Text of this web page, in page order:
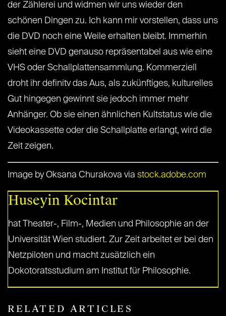
der Zählerei und widmen wir uns wieder den
schönen Dingen zu. Ich kann mir vorstellen, dass uns
die DVD noch eine Weile erhalten bleibt. Immerhin
sieht eine DVD genauso repräsentabel aus wie eine
VHS oder Schallplattensammlung. Kommerziell
droht ihr definitv das Aus, als zukünftiges, kulturelles
Gut hingegen gewinnt sie jedoch immer mehr
Anhänger. Ob sie einen ähnlichen Kultstatus wie die
Videokassette oder die Schallplatte erlangt, wird die
Zeit zeigen.
Image by Oksana Churakova via stock.adobe.com
Huseyin Kocintar
hat Theater-, Film-, Medien und Philosophie an der
Universität Wien studiert. Zur Zeit arbeitet er bei den
Netzpiloten und macht zusätzlich ein
Dokotoratsstudium am Institut für Philosophie.
RELATED ARTICLES